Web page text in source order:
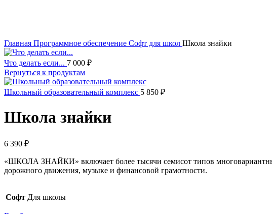
Главная Программное обеспечение Софт для школ Школа знайки
Что делать если... 7 000 ₽
Вернуться к продуктам
Школьный образовательный комплекс 5 850 ₽
Школа знайки
6 390 ₽
«ШКОЛА ЗНАЙКИ» включает более тысячи семисот типов
дорожного движения, музыке и финансовой грамотности.
Софт Для школы